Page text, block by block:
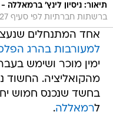
תיאור: ניסיון לינץ' ברמאללה
ברשתות חברתיות לפי סעיף 27 א' לחוק זכויות היוצרים
אחד המתנחלים
למעורבות בהרג
ימין מוכר ושימש
מהקואליציה. החשוד
בחשד שנכנס חמוש
לרמאללה.